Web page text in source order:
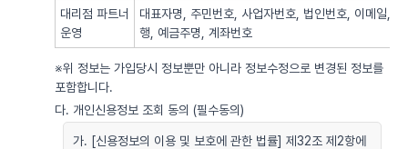
대리점 파트너
운영
대표자명, 주민번호, 사업자번호, 법인번호, 이메일,
행, 예금주명, 계좌번호
※위 정보는 가입당시 정보뿐만 아니라 정보수정으로 변경된 정보를
포함합니다.
다. 개인신용정보 조회 동의 (필수동의)
가. [신용정보의 이용 및 보호에 관한 법률] 제32조 제2항에